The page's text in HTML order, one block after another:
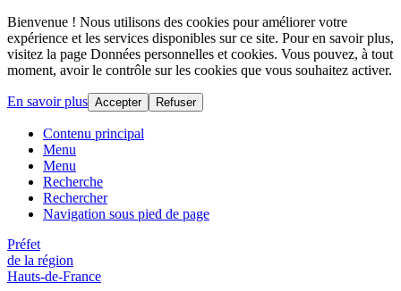
Bienvenue ! Nous utilisons des cookies pour améliorer votre
expérience et les services disponibles sur ce site. Pour en savoir plus,
visitez la page Données personnelles et cookies. Vous pouvez, à tout
moment, avoir le contrôle sur les cookies que vous souhaitez activer.
En savoir plus Accepter Refuser
Contenu principal
Menu
Menu
Recherche
Rechercher
Navigation sous pied de page
Préfet
de la région
Hauts-de-France